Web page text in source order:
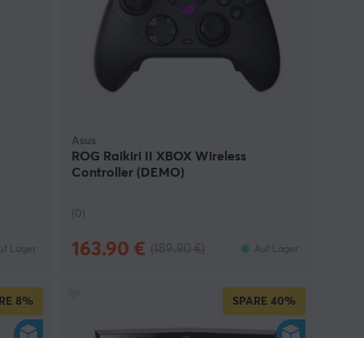
Lager
Asus
ROG Raikiri II XBOX Wireless
Controller (DEMO)
(0)
163.90 € Auf Lager
8% SPARE 40%